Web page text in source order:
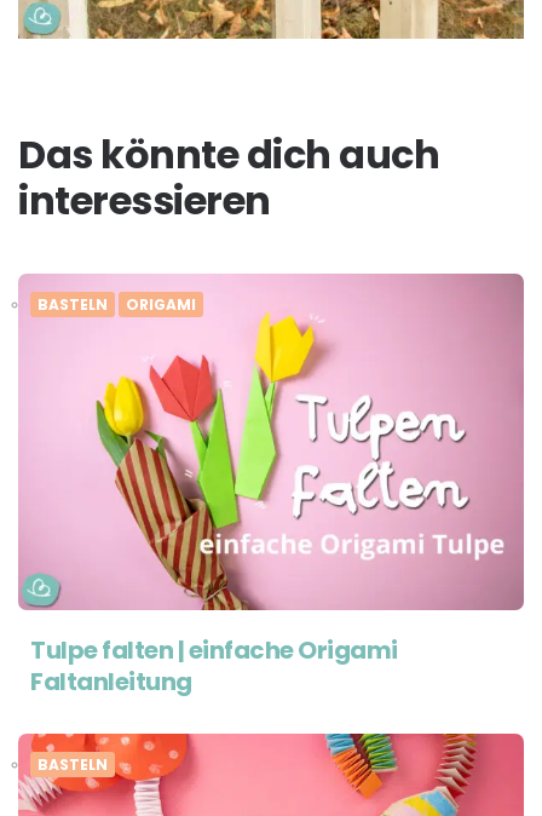
Das könnte dich auch
interessieren
BASTELN ORIGAMI
Tulpe falten | einfache Origami
Faltanleitung
BASTELN